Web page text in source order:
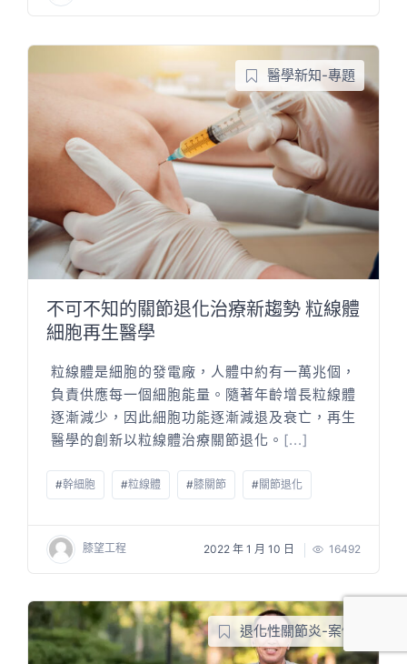
醫學新知-專題
不可不知的關節退化治療新趨勢 粒線體
細胞再生醫學
粒線體是細胞的發電廠，人體中約有一萬兆個，
負責供應每一個細胞能量。隨著年齡增長粒線體
逐漸減少，因此細胞功能逐漸減退及衰亡，再生
醫學的創新以粒線體治療關節退化。 [...]
#幹細胞 #粒線體 #膝關節 #關節退化
膝望工程 2022 年 1 月 10 日 16492
退化性關節炎-案例